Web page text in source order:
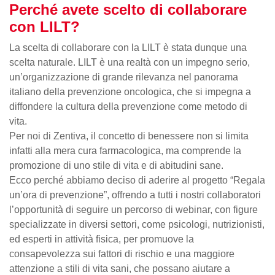
Perché avete scelto di collaborare
con LILT?
La scelta di collaborare con la LILT è stata dunque una
scelta naturale. LILT è una realtà con un impegno serio,
un’organizzazione di grande rilevanza nel panorama
italiano della prevenzione oncologica, che si impegna a
diffondere la cultura della prevenzione come metodo di
vita.
Per noi di Zentiva, il concetto di benessere non si limita
infatti alla mera cura farmacologica, ma comprende la
promozione di uno stile di vita e di abitudini sane.
Ecco perché abbiamo deciso di aderire al progetto “Regala
un’ora di prevenzione”, offrendo a tutti i nostri collaboratori
l’opportunità di seguire un percorso di webinar, con figure
specializzate in diversi settori, come psicologi, nutrizionisti,
ed esperti in attività fisica, per promuove la
consapevolezza sui fattori di rischio e una maggiore
attenzione a stili di vita sani, che possano aiutare a